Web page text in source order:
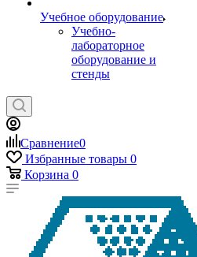
Учебное оборудование
Учебно-
лабораторное
оборудование и
стенды
Сравнение0
Избранные товары 0
Корзина 0